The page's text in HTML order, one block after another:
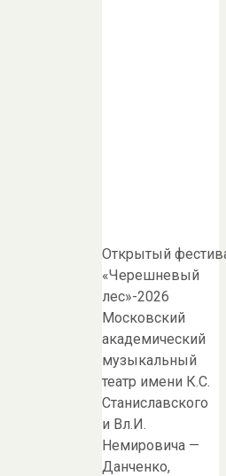
Открытый
«Черешневый
лес»-2026
Московский
академический
музыкальный
театр имени К.С.
Станиславского
и Вл.И.
Немировича —
Данченко,